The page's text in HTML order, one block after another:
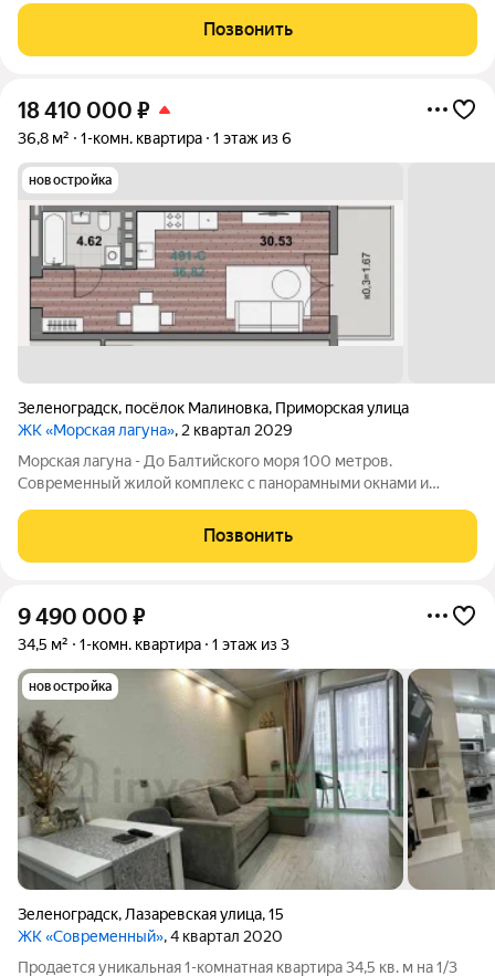
бизнес класса в жилом квартале Резиденция у моря в г.
Зеленоградск. Есть лоджия,
Позвонить
18 410 000 ₽
36,8 м² 1-комн. квартира 1 этаж из 6
новостройка
Зеленоградск, посёлок Малиновка, Приморская улица
ЖК «Морская лагуна», 2 квартал 2029
Морская лагуна - До Балтийского моря 100 метров.
Современный жилой комплекс с панорамными окнами и
для инвестиций и сдачи в аренду. Основные преимущества:
Позвонить
9 490 000 ₽
34,5 м² 1-комн. квартира 1 этаж из 3
новостройка
Зеленоградск, Лазаревская улица,15
ЖК «Современный», 4 квартал 2020
Продается уникальная 1-комнатная квартира 34,5 кв. м на 1/3